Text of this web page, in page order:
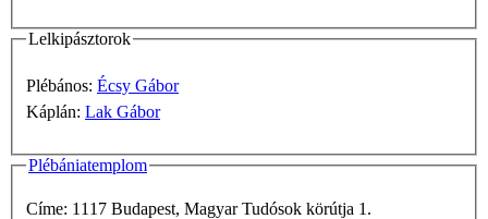
Lelkipásztorok
Plébános: Écsy Gábor
Káplán: Lak Gábor
Plébániatemplom
Címe: 1117 Budapest, Magyar Tudósok körútja 1.